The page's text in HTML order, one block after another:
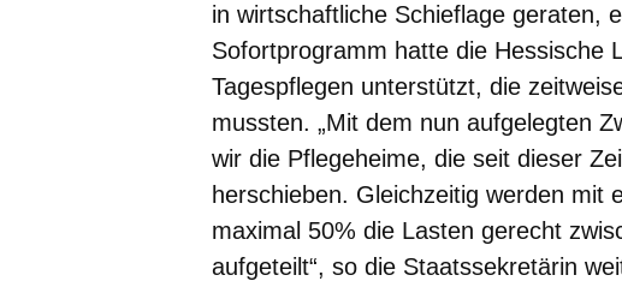
in wirtschaftliche Schieflage geraten,
Sofortprogramm hatte die Hessische
Tagespflegen unterstützt, die
mussten. „Mit dem nun aufgelegten
wir die Pflegeheime, die seit dieser
herschieben. Gleichzeitig werden mit
maximal 50% die Lasten gerecht
aufgeteilt“, so die Staatssekretärin